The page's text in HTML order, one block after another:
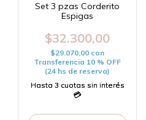
Set 3 pzas Corderito
Espigas
$32.300,00
$29.070,00 con
Transferencia 10 % OFF
(24 hs de reserva)